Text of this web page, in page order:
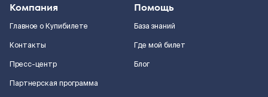
Компания
Главное о Купибилете
Контакты
Пресс-центр
Партнерская программа
Помощь
База знаний
Где мой билет
Блог